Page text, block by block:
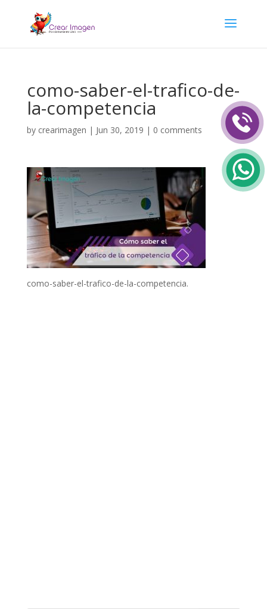
como-saber-el-trafico-de-
la-competencia
by crearimagen | Jun 30, 2019 | 0 comments
como-saber-el-trafico-de-la-competencia.